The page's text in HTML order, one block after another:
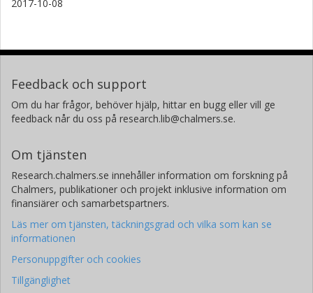
2017-10-08
Feedback och support
Om du har frågor, behöver hjälp, hittar en bugg eller vill ge
feedback når du oss på research.lib@chalmers.se.
Om tjänsten
Research.chalmers.se innehåller information om forskning på
Chalmers, publikationer och projekt inklusive information om
finansiärer och samarbetspartners.
Läs mer om tjänsten, täckningsgrad och vilka som kan se
informationen
Personuppgifter och cookies
Tillgänglighet